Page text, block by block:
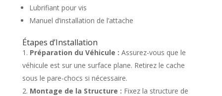
Lubrifiant pour vis
Manuel d’installation de l’attache
Étapes d’Installation
Préparation du Véhicule : Assurez-vous que le
véhicule est sur une surface plane. Retirez le cache
sous le pare-chocs si nécessaire.
Montage de la Structure : Fixez la structure de